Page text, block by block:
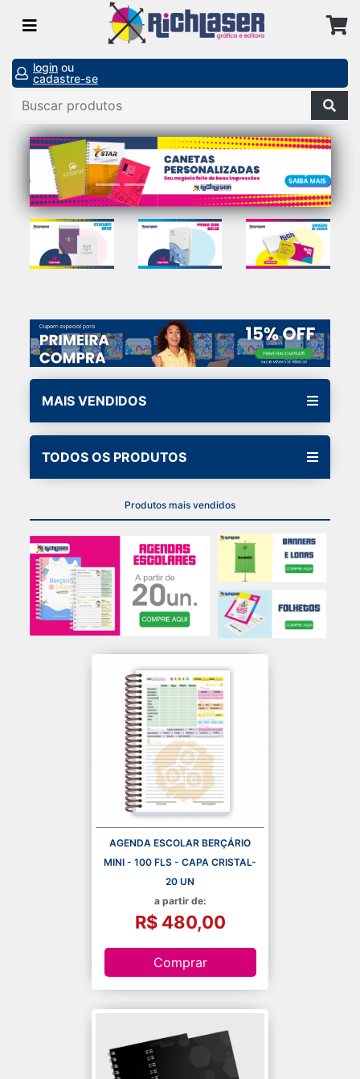
login ou
cadastre-se
MAIS VENDIDOS
TODOS OS PRODUTOS
Produtos mais vendidos
AGENDA ESCOLAR BERÇÁRIO
MINI - 100 FLS - CAPA CRISTAL-
20 UN
a partir de:
R$ 480,00
Comprar